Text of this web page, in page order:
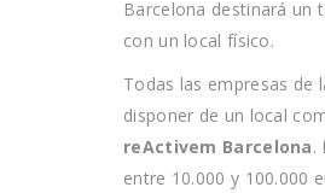
Barcelona destinará un
con un local físico.
Todas las empresas de
disponer de un local
reActivem Barcelona.
entre 10.000 y 100.000